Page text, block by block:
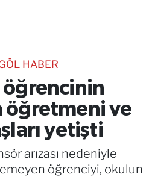
HABER
öğrencinin
öğretmeni ve
yetişti
arızası nedeniyle
öğrenciyi, okulun
Dinle